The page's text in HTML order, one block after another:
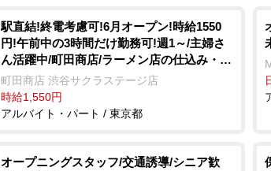
駅直結!終電考慮可!6月オープン!時給1550
円!午前中の3時間だけ勤務可!週1～/主婦さ
ん活躍中/町田商店/ラーメン店の仕込み・清
掃/406
町田商店 渋谷サクラステージ店
時給1,550円
アルバイト・パート / 東京都
オープニングスタッフ/交通誘導/シニア歓